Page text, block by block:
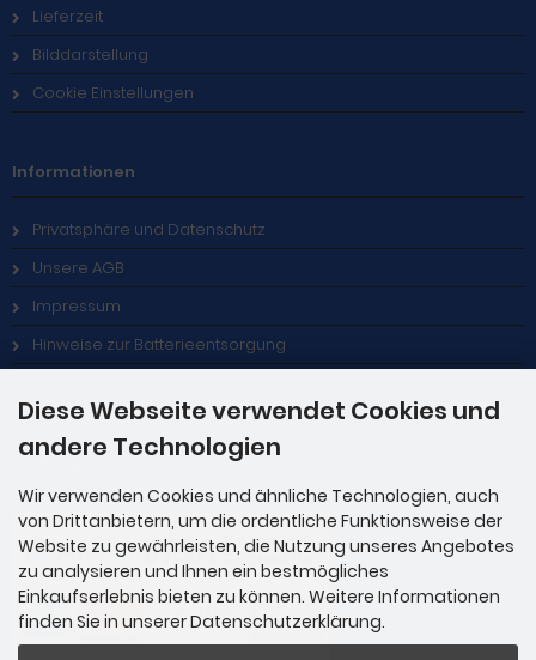
Lieferzeit
Bilddarstellung
Cookie Einstellungen
Informationen
Privatsphäre und Datenschutz
Unsere AGB
Impressum
Hinweise zur Batterieentsorgung
Zahlungsmethoden
Diese Webseite verwendet Cookies und
andere Technologien
Wir verwenden Cookies und ähnliche Technologien, auch
von Drittanbietern, um die ordentliche Funktionsweise der
Website zu gewährleisten, die Nutzung unseres Angebotes
zu analysieren und Ihnen ein bestmögliches
Einkaufserlebnis bieten zu können. Weitere Informationen
finden Sie in unserer Datenschutzerklärung.